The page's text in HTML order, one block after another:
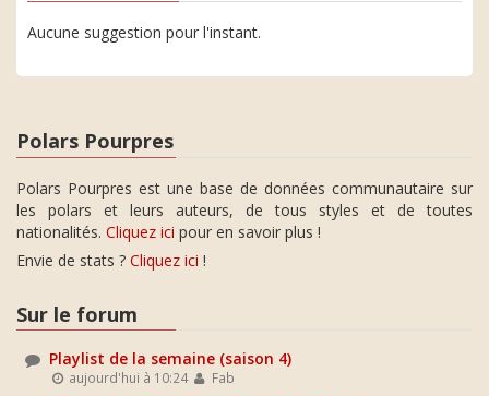
Aucune suggestion pour l'instant.
Polars Pourpres
Polars Pourpres est une base de données communautaire sur
les polars et leurs auteurs, de tous styles et de toutes
nationalités. Cliquez ici pour en savoir plus !
Envie de stats ? Cliquez ici !
Sur le forum
Playlist de la semaine (saison 4)
aujourd'hui à 10:24 Fab